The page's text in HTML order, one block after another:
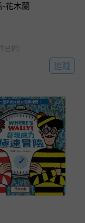
-花木蘭
已折)
追蹤